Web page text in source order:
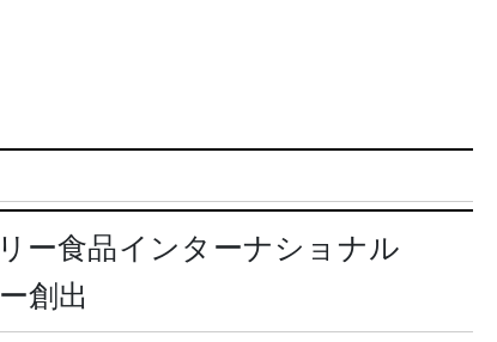
ー食品インターナショナル
創出